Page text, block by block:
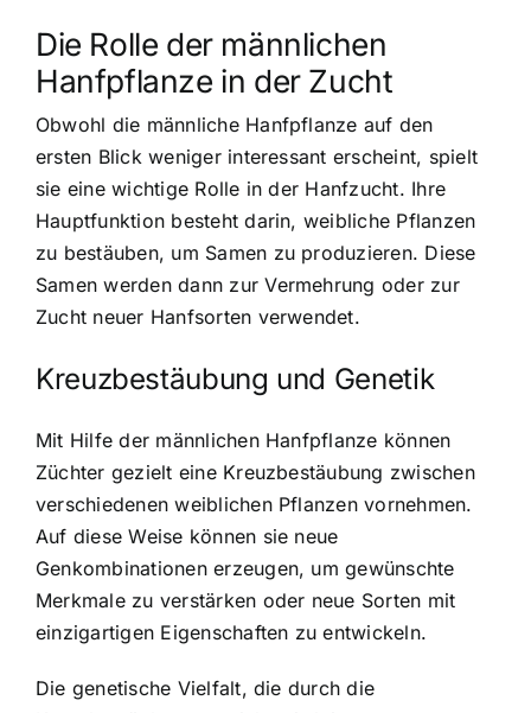
Die Rolle der männlichen
Hanfpflanze in der Zucht
Obwohl die männliche Hanfpflanze auf den
ersten Blick weniger interessant erscheint, spielt
sie eine wichtige Rolle in der Hanfzucht. Ihre
Hauptfunktion besteht darin, weibliche Pflanzen
zu bestäuben, um Samen zu produzieren. Diese
Samen werden dann zur Vermehrung oder zur
Zucht neuer Hanfsorten verwendet.
Kreuzbestäubung und Genetik
Mit Hilfe der männlichen Hanfpflanze können
Züchter gezielt eine Kreuzbestäubung zwischen
verschiedenen weiblichen Pflanzen vornehmen.
Auf diese Weise können sie neue
Genkombinationen erzeugen, um gewünschte
Merkmale zu verstärken oder neue Sorten mit
einzigartigen Eigenschaften zu entwickeln.
Die genetische Vielfalt, die durch die